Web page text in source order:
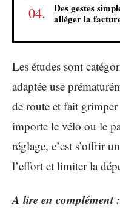
Des gestes
alléger la
Les études sont
adaptée use
de route et fait
importe le vélo ou le
réglage, c’est s’offrir
l’effort et limiter la
A lire en complément :